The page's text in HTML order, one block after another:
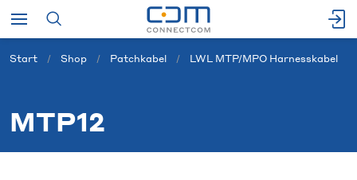
Start Shop Patchkabel LWL MTP/MPO Harnesskabel
MTP12